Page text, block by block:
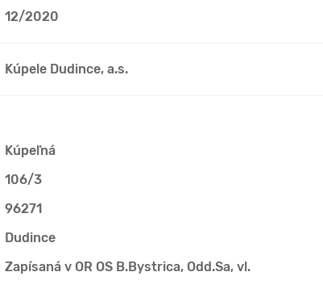
12/2020
Kúpele Dudince, a.s.
Kúpeľná
106/3
96271
Dudince
Zapísaná v OR OS B.Bystrica, Odd.Sa, vl.